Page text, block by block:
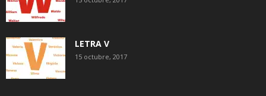
LETRA V
15 octubre, 2017